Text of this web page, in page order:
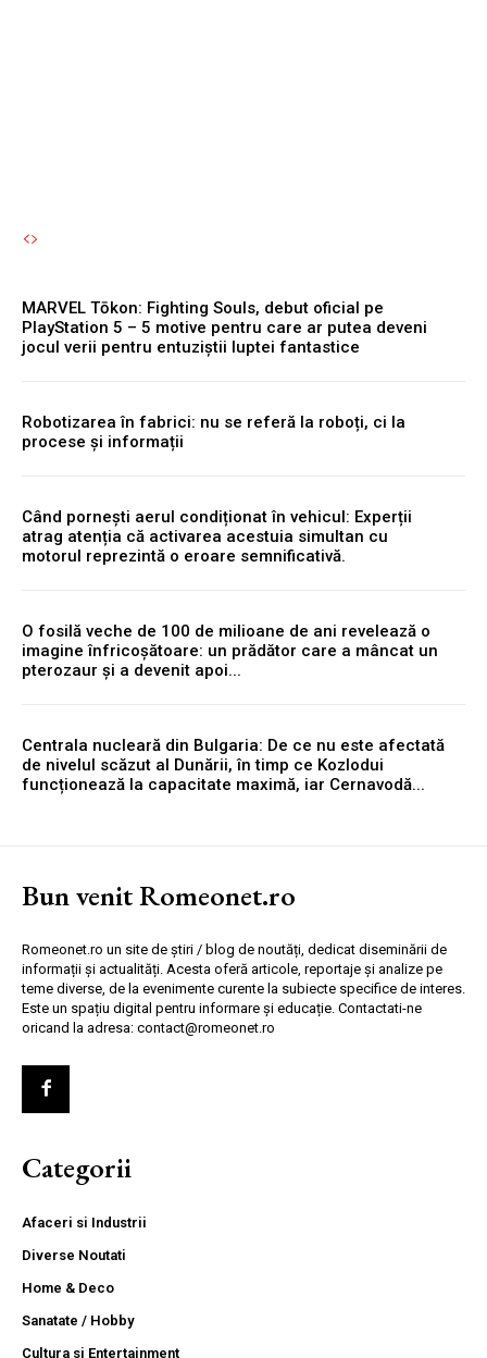
MARVEL Tōkon: Fighting Souls, debut oficial pe
PlayStation 5 – 5 motive pentru care ar putea deveni
jocul verii pentru entuziștii luptei fantastice
Robotizarea în fabrici: nu se referă la roboți, ci la
procese și informații
Când pornești aerul condiționat în vehicul: Experții
atrag atenția că activarea acestuia simultan cu
motorul reprezintă o eroare semnificativă.
O fosilă veche de 100 de milioane de ani revelează o
imagine înfricoșătoare: un prădător care a mâncat un
pterozaur și a devenit apoi...
Centrala nucleară din Bulgaria: De ce nu este afectată
de nivelul scăzut al Dunării, în timp ce Kozlodui
funcționează la capacitate maximă, iar Cernavodă...
Bun venit Romeonet.ro
Romeonet.ro un site de știri / blog de noutăți, dedicat diseminării de
informații și actualități. Acesta oferă articole, reportaje și analize pe
teme diverse, de la evenimente curente la subiecte specifice de interes.
Este un spațiu digital pentru informare și educație. Contactati-ne
oricand la adresa: contact@romeonet.ro
Categorii
Afaceri si Industrii
Diverse Noutati
Home & Deco
Sanatate / Hobby
Cultura si Entertainment